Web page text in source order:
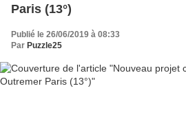
Paris (13°)
Publié le 26/06/2019 à 08:33
Par Puzzle25